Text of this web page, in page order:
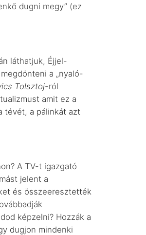
dugni megy” (ez
láthatjuk, Éjjel-
a „nyaló-
Tolsztoj-ról
amit ez a
tévét, a pálinkát azt
A TV-t igazgató
jelent a
és összeeresztették
képzelni? Hozzák a
dugjon mindenki